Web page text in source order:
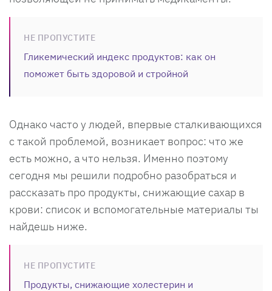
НЕ ПРОПУСТИТЕ
Гликемический индекс продуктов: как он
поможет быть здоровой и стройной
Однако часто у людей, впервые сталкивающихся
с такой проблемой, возникает вопрос: что же
есть можно, а что нельзя. Именно поэтому
сегодня мы решили подробно разобраться и
рассказать про продукты, снижающие сахар в
крови: список и вспомогательные материалы ты
найдешь ниже.
НЕ ПРОПУСТИТЕ
Продукты, снижающие холестерин и